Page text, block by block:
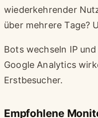
wiederkehrender
über mehrere Tage?
Bots wechseln IP
Google Analytics
Erstbesucher.
Empfohlene